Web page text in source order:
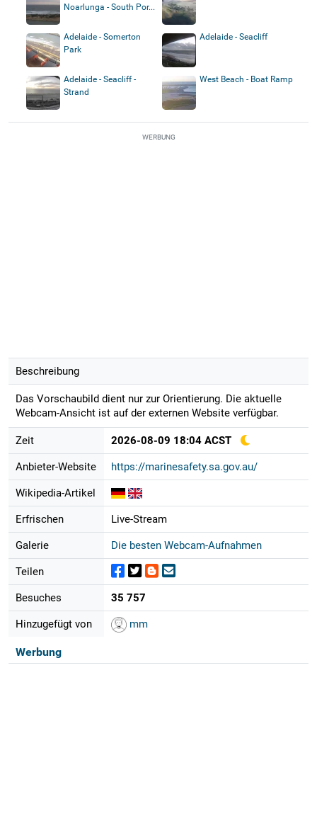
Noarlunga - South Por...
Adelaide - Somerton
Park
Adelaide - Seacliff
Adelaide - Seacliff -
Strand
West Beach - Boat Ramp
WERBUNG
Beschreibung
Das Vorschaubild dient nur zur Orientierung. Die aktuelle
Webcam-Ansicht ist auf der externen Website verfügbar.
Zeit 2026-08-09 18:04 ACST
Anbieter-Website https://marinesafety.sa.gov.au/
Wikipedia-Artikel
Erfrischen Live-Stream
Galerie Die besten Webcam-Aufnahmen
Teilen
Besuches 35 757
Hinzugefügt von mm
Werbung